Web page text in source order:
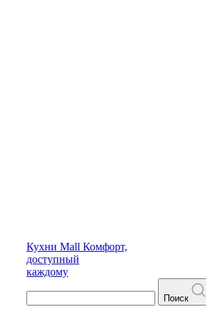
Кухни Mall Комфорт,
доступный
каждому
Поиск